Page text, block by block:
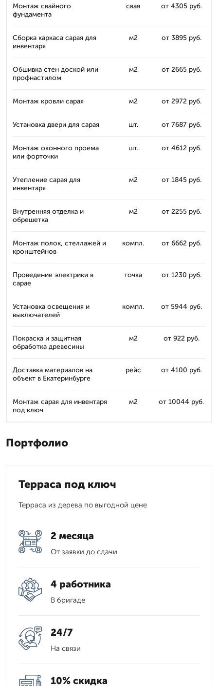
Монтаж свайного
фундамента
свая от 4305 руб.
Сборка каркаса сарая для
инвентаря
м2 от 3895 руб.
Обшивка стен доской или
профнастилом
м2 от 2665 руб.
Монтаж кровли сарая м2 от 2972 руб.
Установка двери для сарая шт. от 7687 руб.
Монтаж оконного проема
или форточки
шт. от 4612 руб.
Утепление сарая для
инвентаря
м2 от 1845 руб.
Внутренняя отделка и
обрешетка
м2 от 2255 руб.
Монтаж полок, стеллажей и
кронштейнов
компл. от 6662 руб.
Проведение электрики в
сарае
точка от 1230 руб.
Установка освещения и
выключателей
компл. от 5944 руб.
Покраска и защитная
обработка древесины
м2 от 922 руб.
Доставка материалов на
объект в Екатеринбурге
рейс от 4100 руб.
Монтаж сарая для инвентаря
под ключ
м2 от 10044 руб.
Портфолио
Терраса под ключ
Терраса из дерева по выгодной цене
2 месяца
От заявки до сдачи
4 работника
В бригаде
24/7
На связи
10% скидка